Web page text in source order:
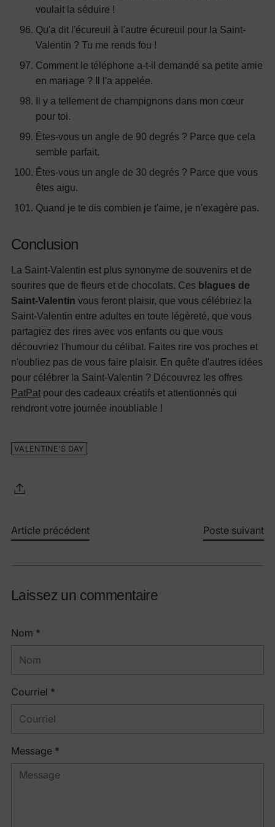
voulait la séduire !
Qu'a dit l'écureuil à l'autre écureuil pour la Saint-
Valentin ? Tu me rends fou !
Comment le téléphone a-t-il demandé sa petite amie
en mariage ? Il l'a appelée.
Il y a tellement de champignons dans mon cœur
pour toi.
Êtes-vous un angle de 90 degrés ? Parce que cela
semble parfait.
Êtes-vous un angle de 30 degrés ? Parce que vous
êtes aigu.
Quand je te dis combien je t'aime, je n'exagère pas.
Conclusion
La Saint-Valentin est plus synonyme de souvenirs et de
sourires que de fleurs et de chocolats. Ces blagues de
Saint-Valentin vous feront plaisir, que vous célébriez la
Saint-Valentin entre adultes en toute légèreté, que vous
partagiez des rires avec vos enfants ou que vous
découvriez l'humour du célibat. Faites rire vos proches et
n'oubliez pas de vous faire plaisir. En quête d'autres idées
pour célébrer la Saint-Valentin ? Découvrez les offres
PatPat pour des cadeaux créatifs et attentionnés qui
rendront votre journée inoubliable !
VALENTINE'S DAY
Article précédent Poste suivant
Laissez un commentaire
Nom *
Courriel *
Message *